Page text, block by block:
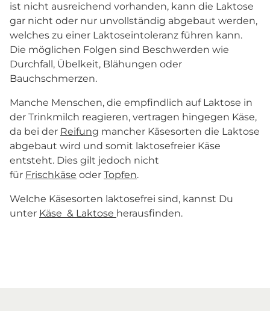
ist nicht ausreichend vorhanden, kann die Laktose
gar nicht oder nur unvollständig abgebaut werden,
welches zu einer Laktoseintoleranz führen kann.
Die möglichen Folgen sind Beschwerden wie
Durchfall, Übelkeit, Blähungen oder
Bauchschmerzen.
Manche Menschen, die empfindlich auf Laktose in
der Trinkmilch reagieren, vertragen hingegen Käse,
da bei der Reifung mancher Käsesorten die Laktose
abgebaut wird und somit laktosefreier Käse
entsteht. Dies gilt jedoch nicht
für Frischkäse oder Topfen.
Welche Käsesorten laktosefrei sind, kannst Du
unter Käse & Laktose herausfinden.